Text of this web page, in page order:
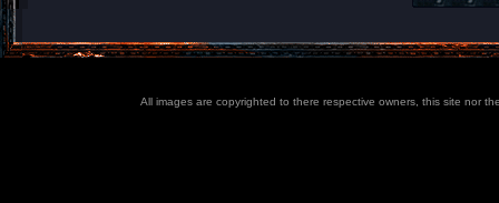
All images are copyrighted to there respective owners, this site nor